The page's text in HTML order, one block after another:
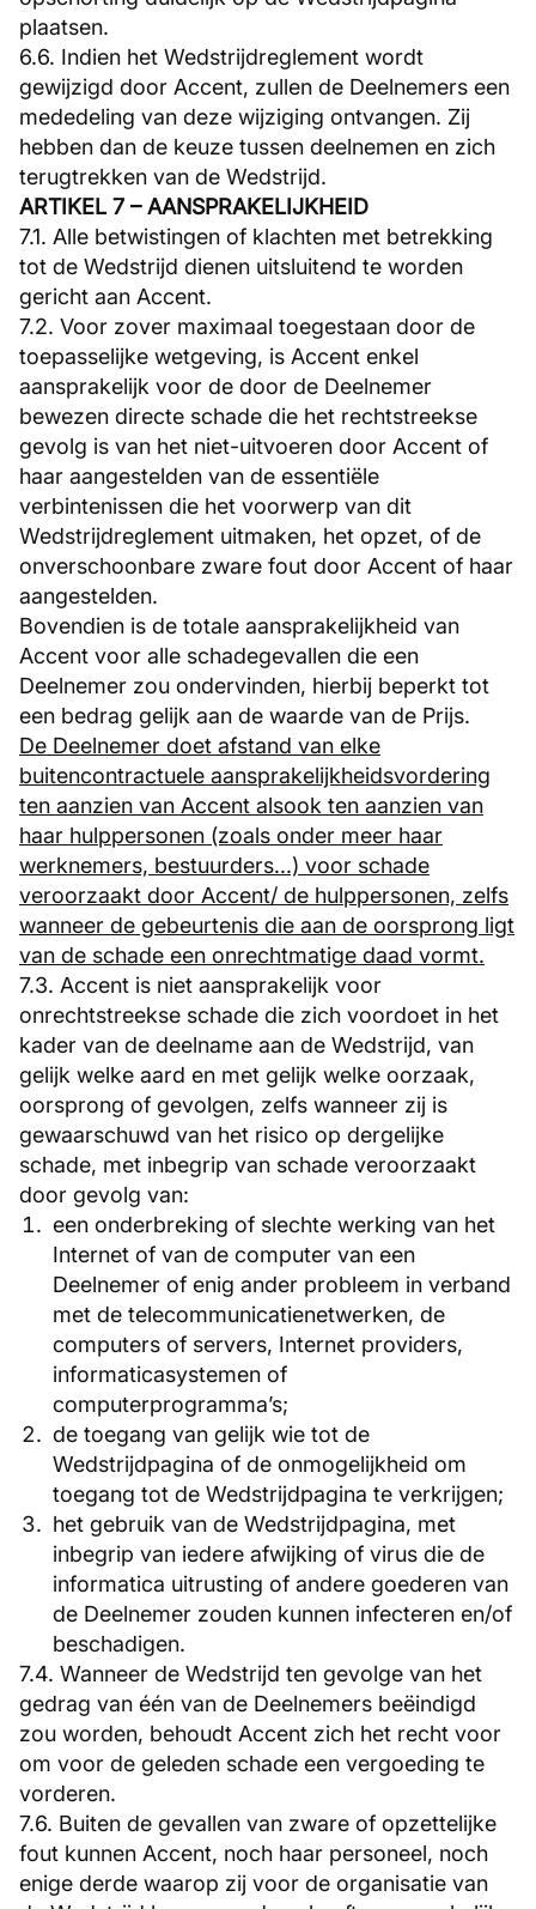
plaatsen.
6.6. Indien het Wedstrijdreglement wordt
gewijzigd door Accent, zullen de Deelnemers een
mededeling van deze wijziging ontvangen. Zij
hebben dan de keuze tussen deelnemen en zich
terugtrekken van de Wedstrijd.
ARTIKEL 7 – AANSPRAKELIJKHEID
7.1. Alle betwistingen of klachten met betrekking
tot de Wedstrijd dienen uitsluitend te worden
gericht aan Accent.
7.2. Voor zover maximaal toegestaan door de
toepasselijke wetgeving, is Accent enkel
aansprakelijk voor de door de Deelnemer
bewezen directe schade die het rechtstreekse
gevolg is van het niet-uitvoeren door Accent of
haar aangestelden van de essentiële
verbintenissen die het voorwerp van dit
Wedstrijdreglement uitmaken, het opzet, of de
onverschoonbare zware fout door Accent of haar
aangestelden.
Bovendien is de totale aansprakelijkheid van
Accent voor alle schadegevallen die een
Deelnemer zou ondervinden, hierbij beperkt tot
een bedrag gelijk aan de waarde van de Prijs.
De Deelnemer doet afstand van elke
buitencontractuele aansprakelijkheidsvordering
ten aanzien van Accent alsook ten aanzien van
haar hulppersonen (zoals onder meer haar
werknemers, bestuurders...) voor schade
veroorzaakt door Accent/ de hulppersonen, zelfs
wanneer de gebeurtenis die aan de oorsprong ligt
van de schade een onrechtmatige daad vormt.
7.3. Accent is niet aansprakelijk voor
onrechtstreekse schade die zich voordoet in het
kader van de deelname aan de Wedstrijd, van
gelijk welke aard en met gelijk welke oorzaak,
oorsprong of gevolgen, zelfs wanneer zij is
gewaarschuwd van het risico op dergelijke
schade, met inbegrip van schade veroorzaakt
door gevolg van:
een onderbreking of slechte werking van het
Internet of van de computer van een
Deelnemer of enig ander probleem in verband
met de telecommunicatienetwerken, de
computers of servers, Internet providers,
informaticasystemen of
computerprogramma’s;
de toegang van gelijk wie tot de
Wedstrijdpagina of de onmogelijkheid om
toegang tot de Wedstrijdpagina te verkrijgen;
het gebruik van de Wedstrijdpagina, met
inbegrip van iedere afwijking of virus die de
informatica uitrusting of andere goederen van
de Deelnemer zouden kunnen infecteren en/of
beschadigen.
7.4. Wanneer de Wedstrijd ten gevolge van het
gedrag van één van de Deelnemers beëindigd
zou worden, behoudt Accent zich het recht voor
om voor de geleden schade een vergoeding te
vorderen.
7.6. Buiten de gevallen van zware of opzettelijke
fout kunnen Accent, noch haar personeel, noch
enige derde waarop zij voor de organisatie van